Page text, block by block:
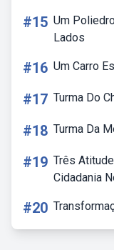
#15 Um
Lados
#16 Um Carro
#17 Turma Do
#18 Turma Da
#19 Três
Cidadania
#20